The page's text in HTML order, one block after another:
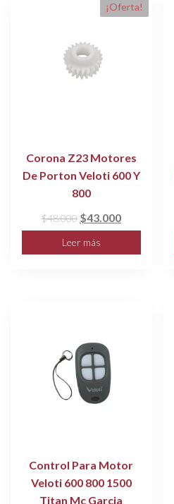
¡Oferta!
Corona Z23 Motores
De Porton Veloti 600 Y
800
$48.000 El
precio
original
$43.000El
precio
actual
Leer más
Control Para Motor
Veloti 600 800 1500
Titan Mc Garcia